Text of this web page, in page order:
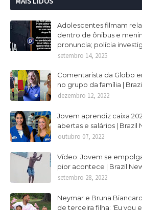
Adolescentes filmam
dentro de ônibus e
pronuncia; polícia
setembro 14, 2025
Comentarista da Globo
no grupo da família |
dezembro 12, 2022
Jovem aprendiz caixa
abertas e salários | Brazil
outubro 07, 2022
Vídeo: Jovem se
pior acontece | Brazil
setembro 28, 2022
Neymar e Bruna
de terceira filha: 'Eu vou